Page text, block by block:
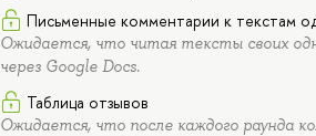
Письменные комментарии к текстам
Ожидается, что читая тексты своих
через Google Docs.
Таблица отзывов
Ожидается, что после каждого раунда